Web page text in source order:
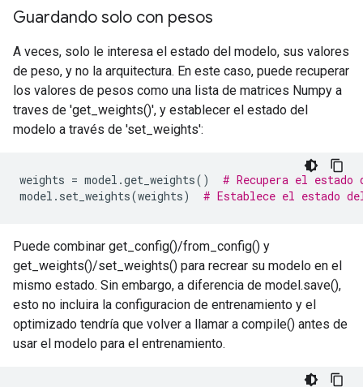
Guardando solo con pesos
A veces, solo le interesa el estado del modelo, sus valores
de peso, y no la arquitectura. En este caso, puede recuperar
los valores de pesos como una lista de matrices Numpy a
traves de 'get_weights()', y establecer el estado del
modelo a través de 'set_weights':
weights = model .get_weights()
# Recupera el estado
model . set_weights(weights) # Establece el estado
Puede combinar get_config()/from_config() y
get_weights()/set_weights() para recrear su modelo en el
mismo estado. Sin embargo, a diferencia de model.save(),
esto no incluira la configuracion de entrenamiento y el
optimizado tendría que volver a llamar a compile() antes de
usar el modelo para el entrenamiento.